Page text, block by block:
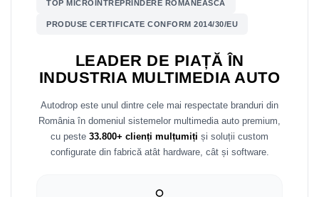
Mitsubishi
Mazda
Honda
TOP MICROÎNTREPRINDERE ROMÂNEASCĂ
PRODUSE CERTIFICATE CONFORM 2014/30/EU
LEADER DE PIAȚĂ ÎN
INDUSTRIA MULTIMEDIA AUTO
Autodrop este unul dintre cele mai respectate branduri din
România în domeniul sistemelor multimedia auto premium,
cu peste 33.800+ clienți mulțumiți și soluții custom
configurate din fabrică atât hardware, cât și software.